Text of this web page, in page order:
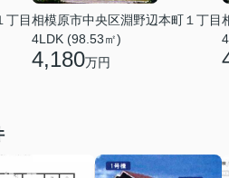
丁目相模原市中央区淵野辺本町１丁目
4LDK (98.53㎡)
4,180万円